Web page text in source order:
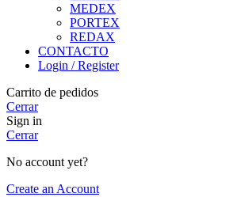
MEDEX
PORTEX
REDAX
CONTACTO
Login / Register
Carrito de pedidos
Cerrar
Sign in
Cerrar
No account yet?
Create an Account